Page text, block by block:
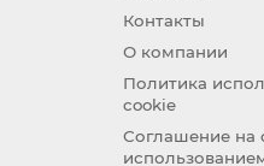
Контакты
О компании
Политика
cookie
Соглашение на